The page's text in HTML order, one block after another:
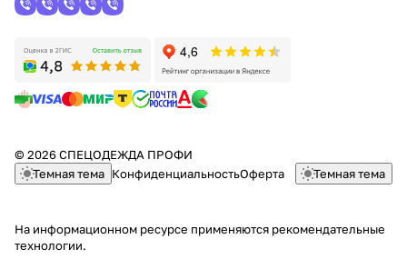
© 2026 СПЕЦОДЕЖДА ПРОФИ
Темная тема КонфиденциальностьОферта Темная тема
На информационном ресурсе применяются рекомендательные
технологии.